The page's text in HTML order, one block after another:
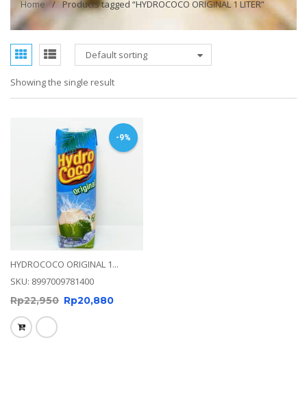
Home / Products tagged “HYDROCOCO ORIGINAL 1 LITER”
Default sorting
Showing the single result
-9%
HYDROCOCO ORIGINAL 1...
SKU: 8997009781400
Rp22,950 Rp20,880